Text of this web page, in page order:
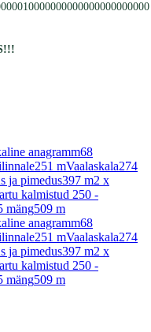
anagramm68
251 mVaalaskala274
ja pimedus397 m2 x
kalmistud 250 -
mäng509 m
anagramm68
251 mVaalaskala274
ja pimedus397 m2 x
kalmistud 250 -
mäng509 m